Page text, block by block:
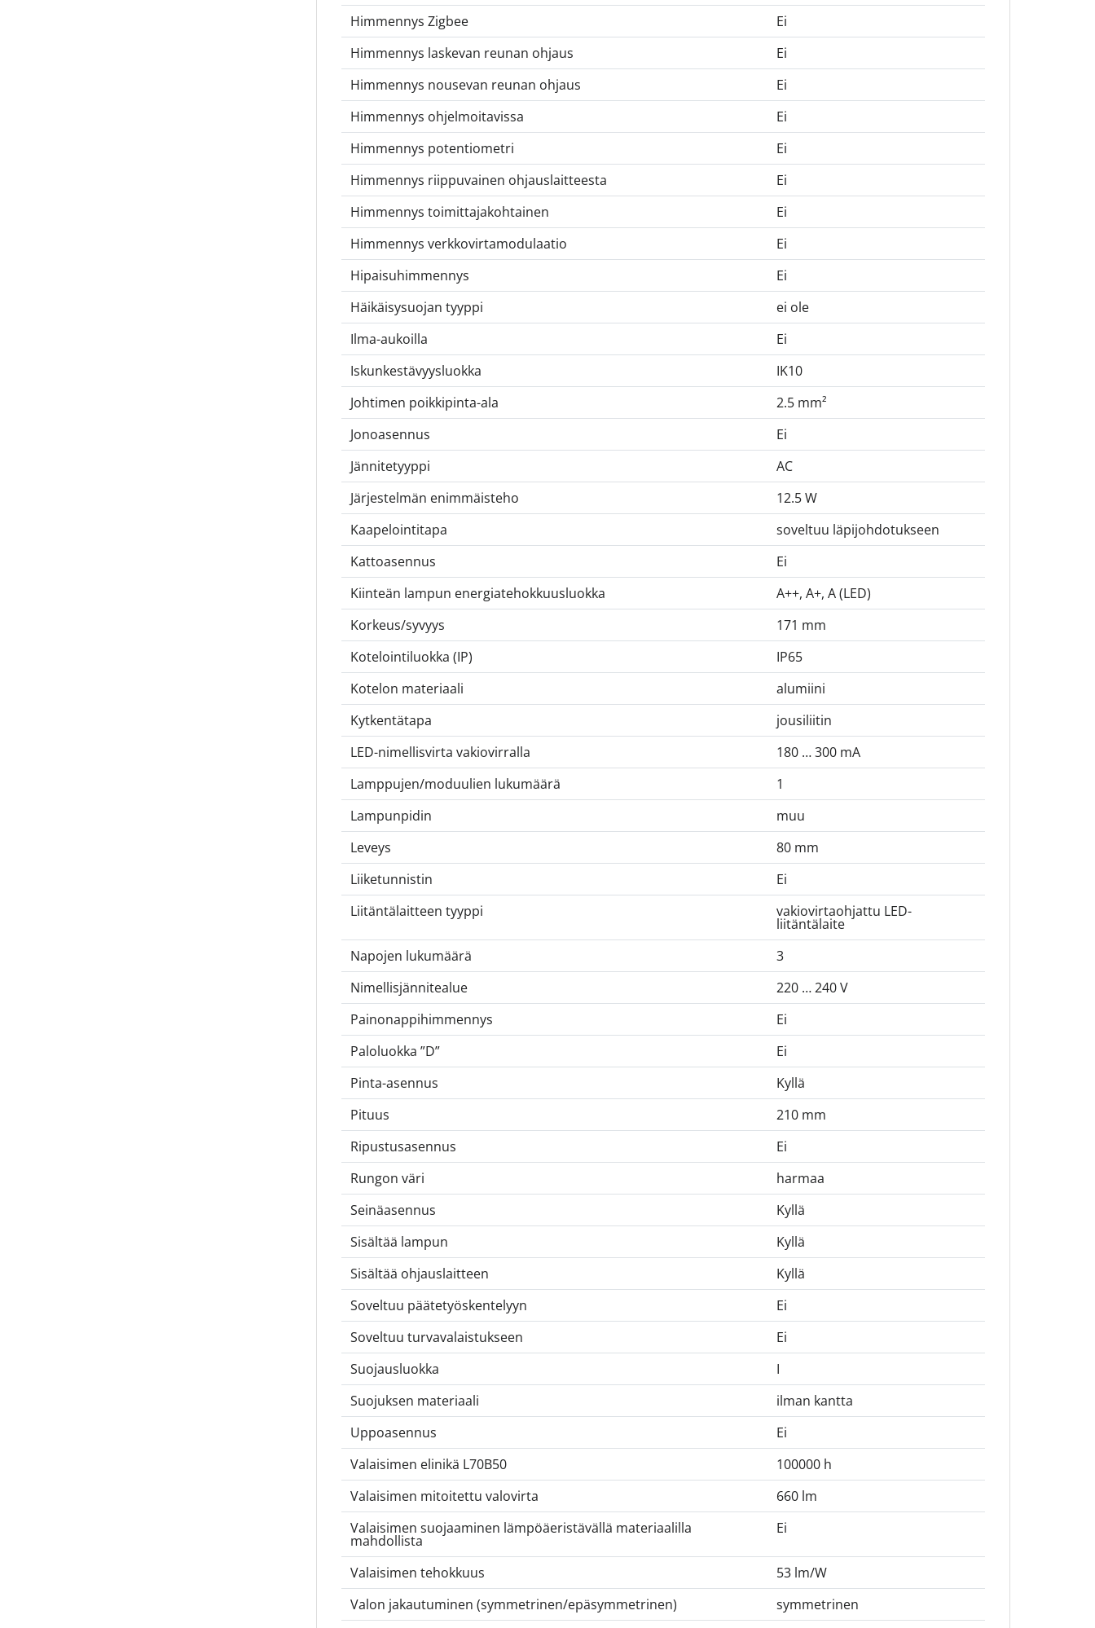
Himmennys Zigbee
Ei
Himmennys laskevan reunan ohjaus
Ei
Himmennys nousevan reunan ohjaus
Ei
Himmennys ohjelmoitavissa
Ei
Himmennys potentiometri
Ei
Himmennys riippuvainen ohjauslaitteesta
Ei
Himmennys toimittajakohtainen
Ei
Himmennys verkkovirtamodulaatio
Ei
Hipaisuhimmennys
Ei
Häikäisysuojan tyyppi
ei ole
Ilma-aukoilla
Ei
Iskunkestävyysluokka
IK10
Johtimen poikkipinta-ala
2.5 mm²
Jonoasennus
Ei
Jännitetyyppi
AC
Järjestelmän enimmäisteho
12.5 W
Kaapelointitapa
soveltuu läpijohdotukseen
Kattoasennus
Ei
Kiinteän lampun energiatehokkuusluokka
A++, A+, A (LED)
Korkeus/syvyys
171 mm
Kotelointiluokka (IP)
IP65
Kotelon materiaali
alumiini
Kytkentätapa
jousiliitin
LED-nimellisvirta vakiovirralla
180 … 300 mA
Lamppujen/moduulien lukumäärä
1
Lampunpidin
muu
Leveys
80 mm
Liiketunnistin
Ei
Liitäntälaitteen tyyppi
vakiovirtaohjattu LED-
liitäntälaite
Napojen lukumäärä
3
Nimellisjännitealue
220 … 240 V
Painonappihimmennys
Ei
Paloluokka ”D”
Ei
Pinta-asennus
Kyllä
Pituus
210 mm
Ripustusasennus
Ei
Rungon väri
harmaa
Seinäasennus
Kyllä
Sisältää lampun
Kyllä
Sisältää ohjauslaitteen
Kyllä
Soveltuu päätetyöskentelyyn
Ei
Soveltuu turvavalaistukseen
Ei
Suojausluokka
I
Suojuksen materiaali
ilman kantta
Uppoasennus
Ei
Valaisimen elinikä L70B50
100000 h
Valaisimen mitoitettu valovirta
660 lm
Valaisimen suojaaminen lämpöäeristävällä materiaalilla
mahdollista
Ei
Valaisimen tehokkuus
53 lm/W
Valon jakautuminen (symmetrinen/epäsymmetrinen)
symmetrinen